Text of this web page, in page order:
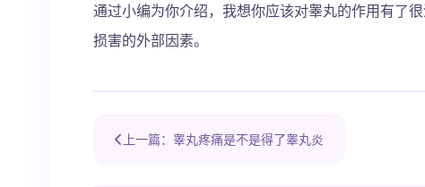
通过小编为你介绍，我想你应该对睾丸的作用有了
损害的外部因素。
上一篇：睾丸疼痛是不是得了睾丸炎